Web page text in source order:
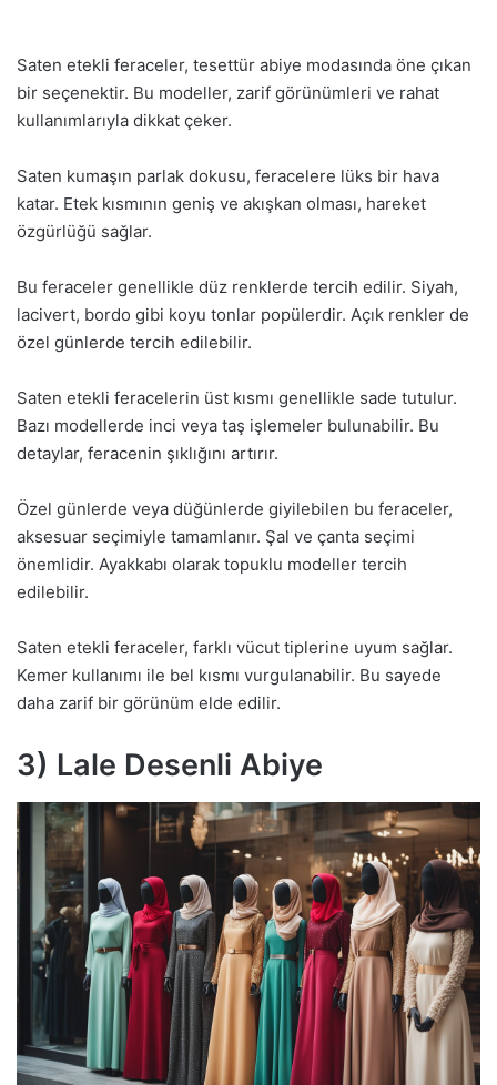
Saten etekli feraceler, tesettür abiye modasında öne çıkan
bir seçenektir. Bu modeller, zarif görünümleri ve rahat
kullanımlarıyla dikkat çeker.
Saten kumaşın parlak dokusu, feracelere lüks bir hava
katar. Etek kısmının geniş ve akışkan olması, hareket
özgürlüğü sağlar.
Bu feraceler genellikle düz renklerde tercih edilir. Siyah,
lacivert, bordo gibi koyu tonlar popülerdir. Açık renkler de
özel günlerde tercih edilebilir.
Saten etekli feracelerin üst kısmı genellikle sade tutulur.
Bazı modellerde inci veya taş işlemeler bulunabilir. Bu
detaylar, feracenin şıklığını artırır.
Özel günlerde veya düğünlerde giyilebilen bu feraceler,
aksesuar seçimiyle tamamlanır. Şal ve çanta seçimi
önemlidir. Ayakkabı olarak topuklu modeller tercih
edilebilir.
Saten etekli feraceler, farklı vücut tiplerine uyum sağlar.
Kemer kullanımı ile bel kısmı vurgulanabilir. Bu sayede
daha zarif bir görünüm elde edilir.
3) Lale Desenli Abiye